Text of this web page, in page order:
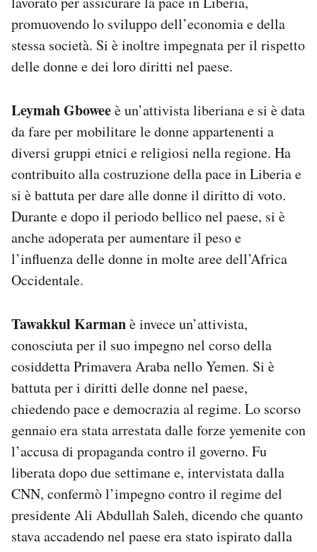
promuovendo lo sviluppo dell’economia e della
stessa società. Si è inoltre impegnata per il rispetto
delle donne e dei loro diritti nel paese.
Leymah Gboweeè un’attivista liberiana e si è data
da fare per mobilitare le donne appartenenti a
diversi gruppi etnici e religiosi nella regione. Ha
contribuito alla costruzione della pace in Liberia e
si è battuta per dare alle donne il diritto di voto.
Durante e dopo il periodo bellico nel paese, si è
anche adoperata per aumentare il peso e
l’influenza delle donne in molte aree dell’Africa
Occidentale.
Tawakkul Karmanè invece un’attivista,
conosciuta per il suo impegno nel corso della
cosiddetta Primavera Araba nello Yemen. Si è
battuta per i diritti delle donne nel paese,
chiedendo pace e democrazia al regime. Lo scorso
gennaio era stata arrestata dalle forze yemenite con
l’accusa di propaganda contro il governo. Fu
liberata dopo due settimane e, intervistata dalla
CNN, confermò l’impegno contro il regime del
presidente Ali Abdullah Saleh, dicendo che quanto
stava accadendo nel paese era stato ispirato dalla